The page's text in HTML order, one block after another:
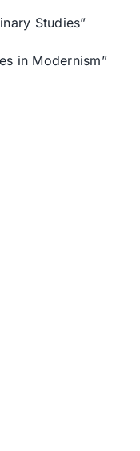
Studies”
in Modernism”